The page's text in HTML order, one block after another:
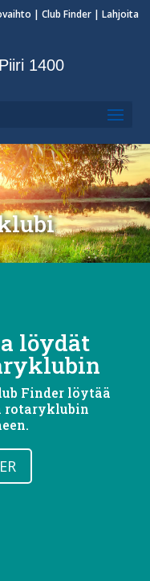
| Club Finder | Lahjoita
Piiri 1400
löydät
Finder löytää
rotaryklubin